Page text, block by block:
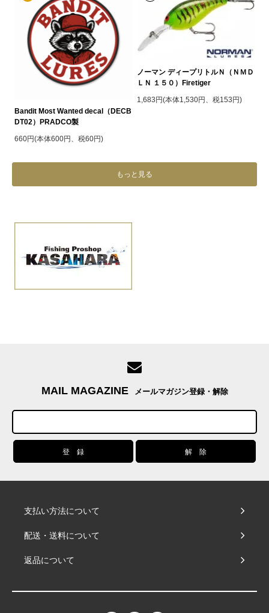
Bandit Most Wanted decal（DECB
DT02）PRADCO製
660円(本体600円、税60円)
ノーマン ディープリトルＮ（ＮＭＤ
ＬＮ １５０）Firetiger
1,683円(本体1,530円、税153円)
もっと見る
MAIL MAGAZINE メールマガジン登録・解除
支払い方法について
配送・送料について
返品について